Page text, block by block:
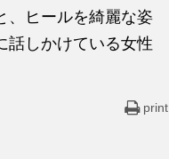
、ヒールを綺麗な姿
話しかけている女性
print